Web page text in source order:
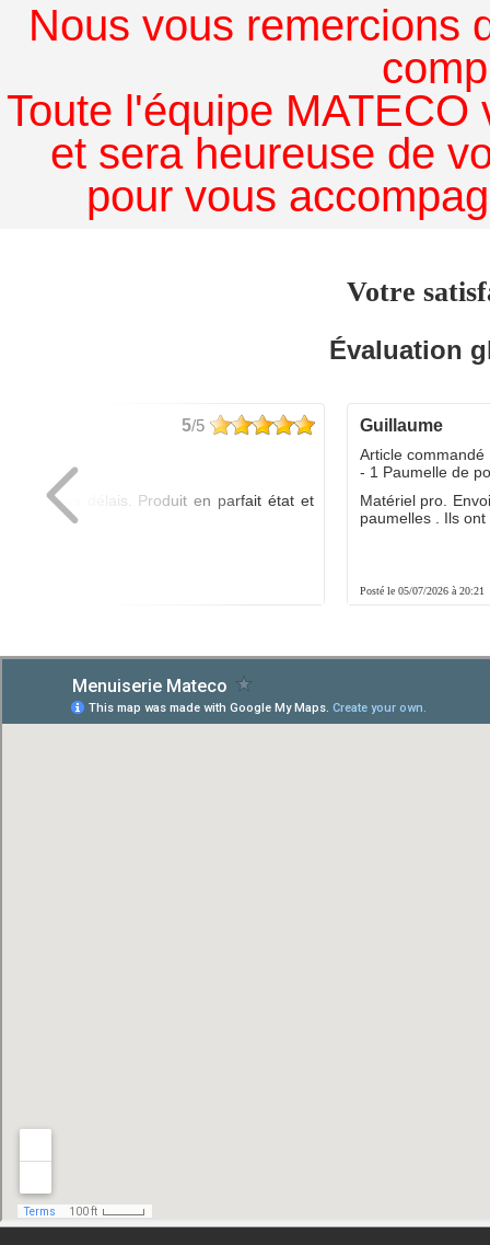
Nous vous remercions
Toute l'équipe
et sera heureuse de
pour vous
Votre
Évaluation
5/5
dans les délais. Produit en parfait état et
guillaume
Posté le 05/07/2026 à 20:21
Article commandé
- 1 Paumelle de
Matériel pro.
paumelles . Ils ont